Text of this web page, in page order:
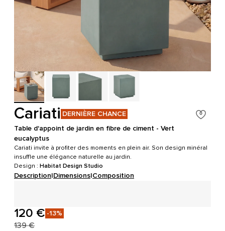
Cariati DERNIÈRE CHANCE
Table d'appoint de jardin en fibre de ciment - Vert
eucalyptus
Cariati invite à profiter des moments en plein air. Son design minéral
insuffle une élégance naturelle au jardin.
Design : Habitat Design Studio
Description|Dimensions|Composition
120 € -13%
139 €